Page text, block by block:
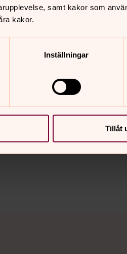
samt kakor som
kakor.
Inställningar
Tillåt